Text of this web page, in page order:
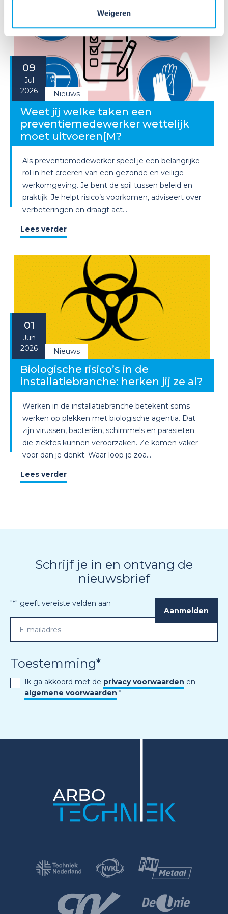
Weigeren
09
Jul
2026
Nieuws
Weet jij welke taken een
preventiemedewerker wettelijk
moet uitvoeren[M?
Als preventiemedewerker speel je een belangrijke
rol in het creëren van een gezonde en veilige
werkomgeving. Je bent de spil tussen beleid en
praktijk. Je helpt risico’s voorkomen, adviseert over
verbeteringen en draagt act...
Lees verder
01
Jun
2026
Nieuws
Biologische risico’s in de
installatiebranche: herken jij ze al?
Werken in de installatiebranche betekent soms
werken op plekken met biologische agentia. Dat
zijn virussen, bacteriën, schimmels en parasieten
die ziektes kunnen veroorzaken. Ze komen vaker
voor dan je denkt. Waar loop je zoa...
Lees verder
Schrijf je in en ontvang de
nieuwsbrief
"*" geeft vereiste velden aan
Toestemming*
Ik ga akkoord met de privacy voorwaarden en
algemene voorwaarden.*